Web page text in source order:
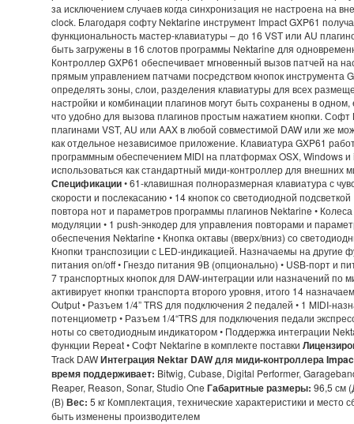
за исключением случаев когда синхронизация не настроена на
clock. Благодаря софту Nektarine инструмент Impact GXP61
функциональность мастер-клавиатуры – до 16 VST или AU
быть загружены в 16 слотов программы Nektarine для
Контроллер GXP61 обеспечивает мгновенный вызов патчей на
прямым управлением патчами посредством кнопок инструмента
определять зоны, слои, разделения клавиатуры для всех
настройки и комбинации плагинов могут быть сохранены в
что удобно для вызова плагинов простым нажатием кнопки. Софт
плагинами VST, AU или AAX в любой совместимой DAW или же
как отдельное независимое приложение. Клавиатура GXP61
программным обеспечением MIDI на платформах OSX, Windows и
использоваться как стандартный миди-контроллер для внешних
Спецификации• 61-клавишная полноразмерная клавиатура с
скорости и послекасанию • 14 кнопок со светодиодной
повтора нот и параметров программы плагинов Nektarine •
модуляции • 1 push-энкодер для управления повторами и
обеспечения Nektarine • Кнопка октавы (вверх/вниз) со
Кнопки транспозиции с LED-индикацией. Назначаемы на другие
питания on/off • Гнездо питания 9В (опционально) • USB-порт и
7 транспортных кнопок для DAW-интеграции или назначений по
активирует кнопки транспорта второго уровня, итого 14
Output • Разъем 1/4” TRS для подключения 2 педалей • 1 MIDI-
потенциометр • Разъем 1/4“TRS для подключения педали
ноты со светодиодным индикатором • Поддержка интеграции
функции Repeat • Софт Nektarine в комплекте поставки
Track DAWИнтеграция Nektar DAW для миди-контроллера
время поддерживает: Bitwig, Cubase, Digital Performer,
Reaper, Reason, Sonar, Studio One Габаритные размеры: 96,5 см
(В) Вес: 5 кг Комплектация, технические характеристики и место
быть изменены производителем